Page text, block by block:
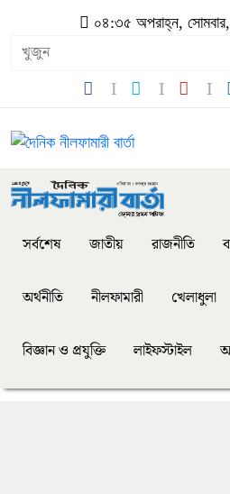
০৪:৩৫ অপরাহ্ন,
সর্বশেষ জাতীয় রাজনীতি
অর্থনীতি নীলফামারী খেলাধুলা
বিজ্ঞান ও প্রযুক্তি লাইফস্টাইল